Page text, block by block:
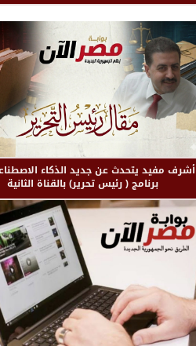
أشرف مفيد يتحدث عن جديد الذكاء
برنامج ( رئيس تحرير) بالقناة الثانية